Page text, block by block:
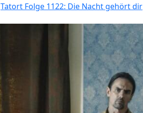
Tatort Folge 1122: Die Nacht gehört dir